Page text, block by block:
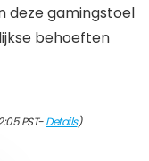
deze gamingstoel
behoeften
PST-Details)